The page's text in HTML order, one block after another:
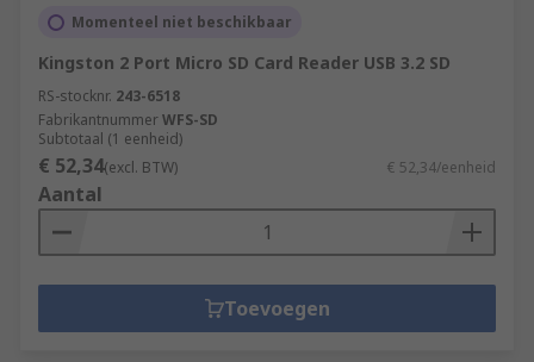
Momenteel niet beschikbaar
Kingston 2 Port Micro SD Card Reader USB 3.2 SD
RS-stocknr. 243-6518
FabrikantnummerWFS-SD
Subtotaal (1 eenheid)
€ 52,34(excl. BTW) € 52,34/eenheid
Aantal
Toevoegen